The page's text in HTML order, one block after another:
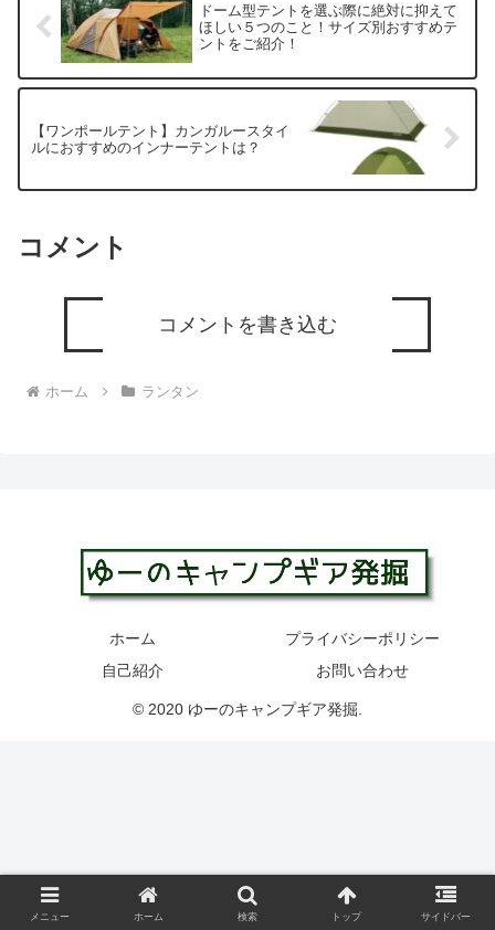
ドーム型テントを選ぶ際に絶対に抑えて
ほしい５つのこと！サイズ別おすすめテ
ントをご紹介！
【ワンポールテント】カンガルースタイ
ルにおすすめのインナーテントは？
コメント
コメントを書き込む
ホーム ランタン
ホーム
プライバシーポリシー
自己紹介
お問い合わせ
© 2020 ゆーのキャンプギア発掘.
メニュー ホーム 検索 トップ サイドバー